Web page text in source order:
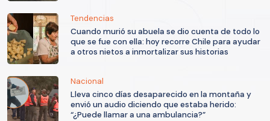
Tendencias
Cuando murió su abuela se dio cuenta de todo lo
que se fue con ella: hoy recorre Chile para ayudar
a otros nietos a inmortalizar sus historias
Nacional
Lleva cinco días desaparecido en la montaña y
envió un audio diciendo que estaba herido:
“¿Puede llamar a una ambulancia?”